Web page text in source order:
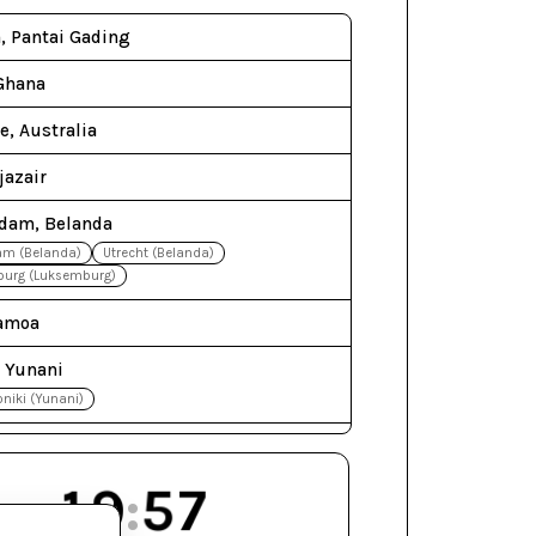
Pantai Gading
Australia
Belanda
(Belanda)
Utrecht (Belanda)
(Luksemburg)
Yunani
(Yunani)
19:57